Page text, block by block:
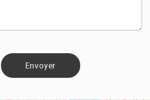
Envoyer